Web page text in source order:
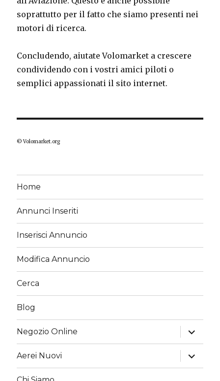
soprattutto per il fatto che siamo presenti nei
motori di ricerca.
Concludendo, aiutate Volomarket a crescere
condividendo con i vostri amici piloti o
semplici appassionati il sito internet.
© Volomarket.org
Home
Annunci Inseriti
Inserisci Annuncio
Modifica Annuncio
Cerca
Blog
Negozio Online
apri
i
menu
child
Aerei Nuovi
apri
i
menu